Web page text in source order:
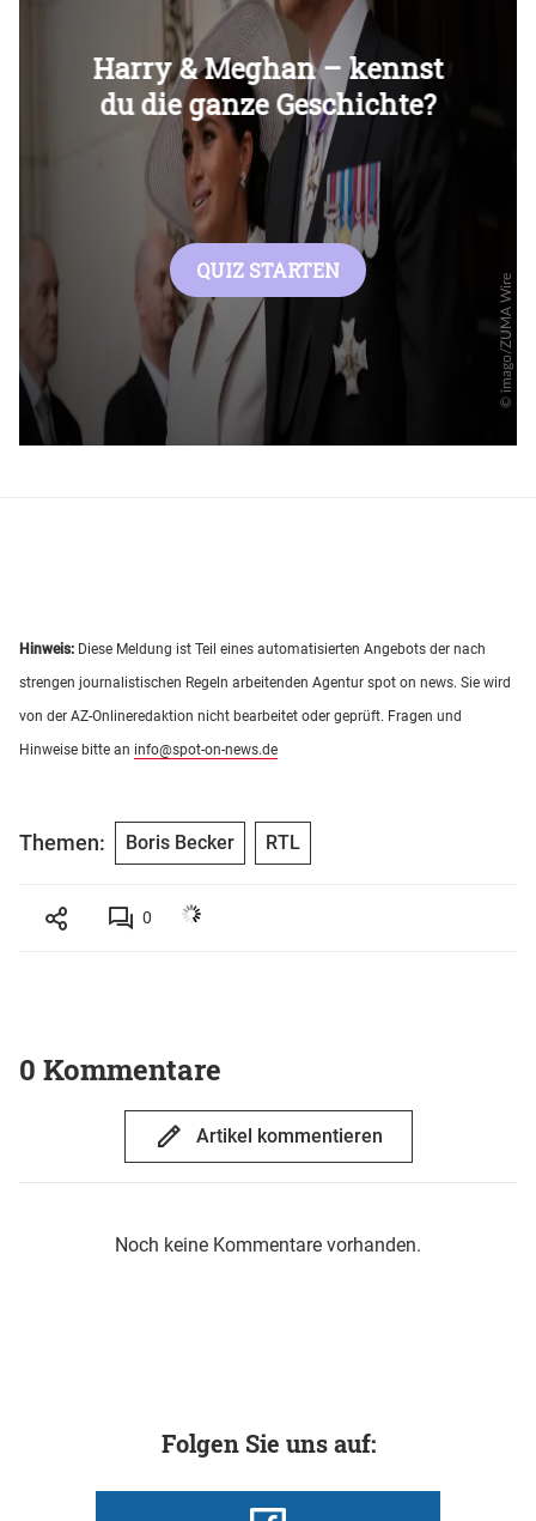
Überspringen
Hinweis: Diese Meldung ist Teil eines automatisierten Angebots der nach
strengen journalistischen Regeln arbeitenden Agentur spot on news. Sie wird
von der AZ-Onlineredaktion nicht bearbeitet oder geprüft. Fragen und
Hinweise bitte an info@spot-on-news.de
Themen: Boris Becker RTL
0
0 Kommentare
Artikel kommentieren
Noch keine Kommentare vorhanden.
Folgen Sie uns auf: